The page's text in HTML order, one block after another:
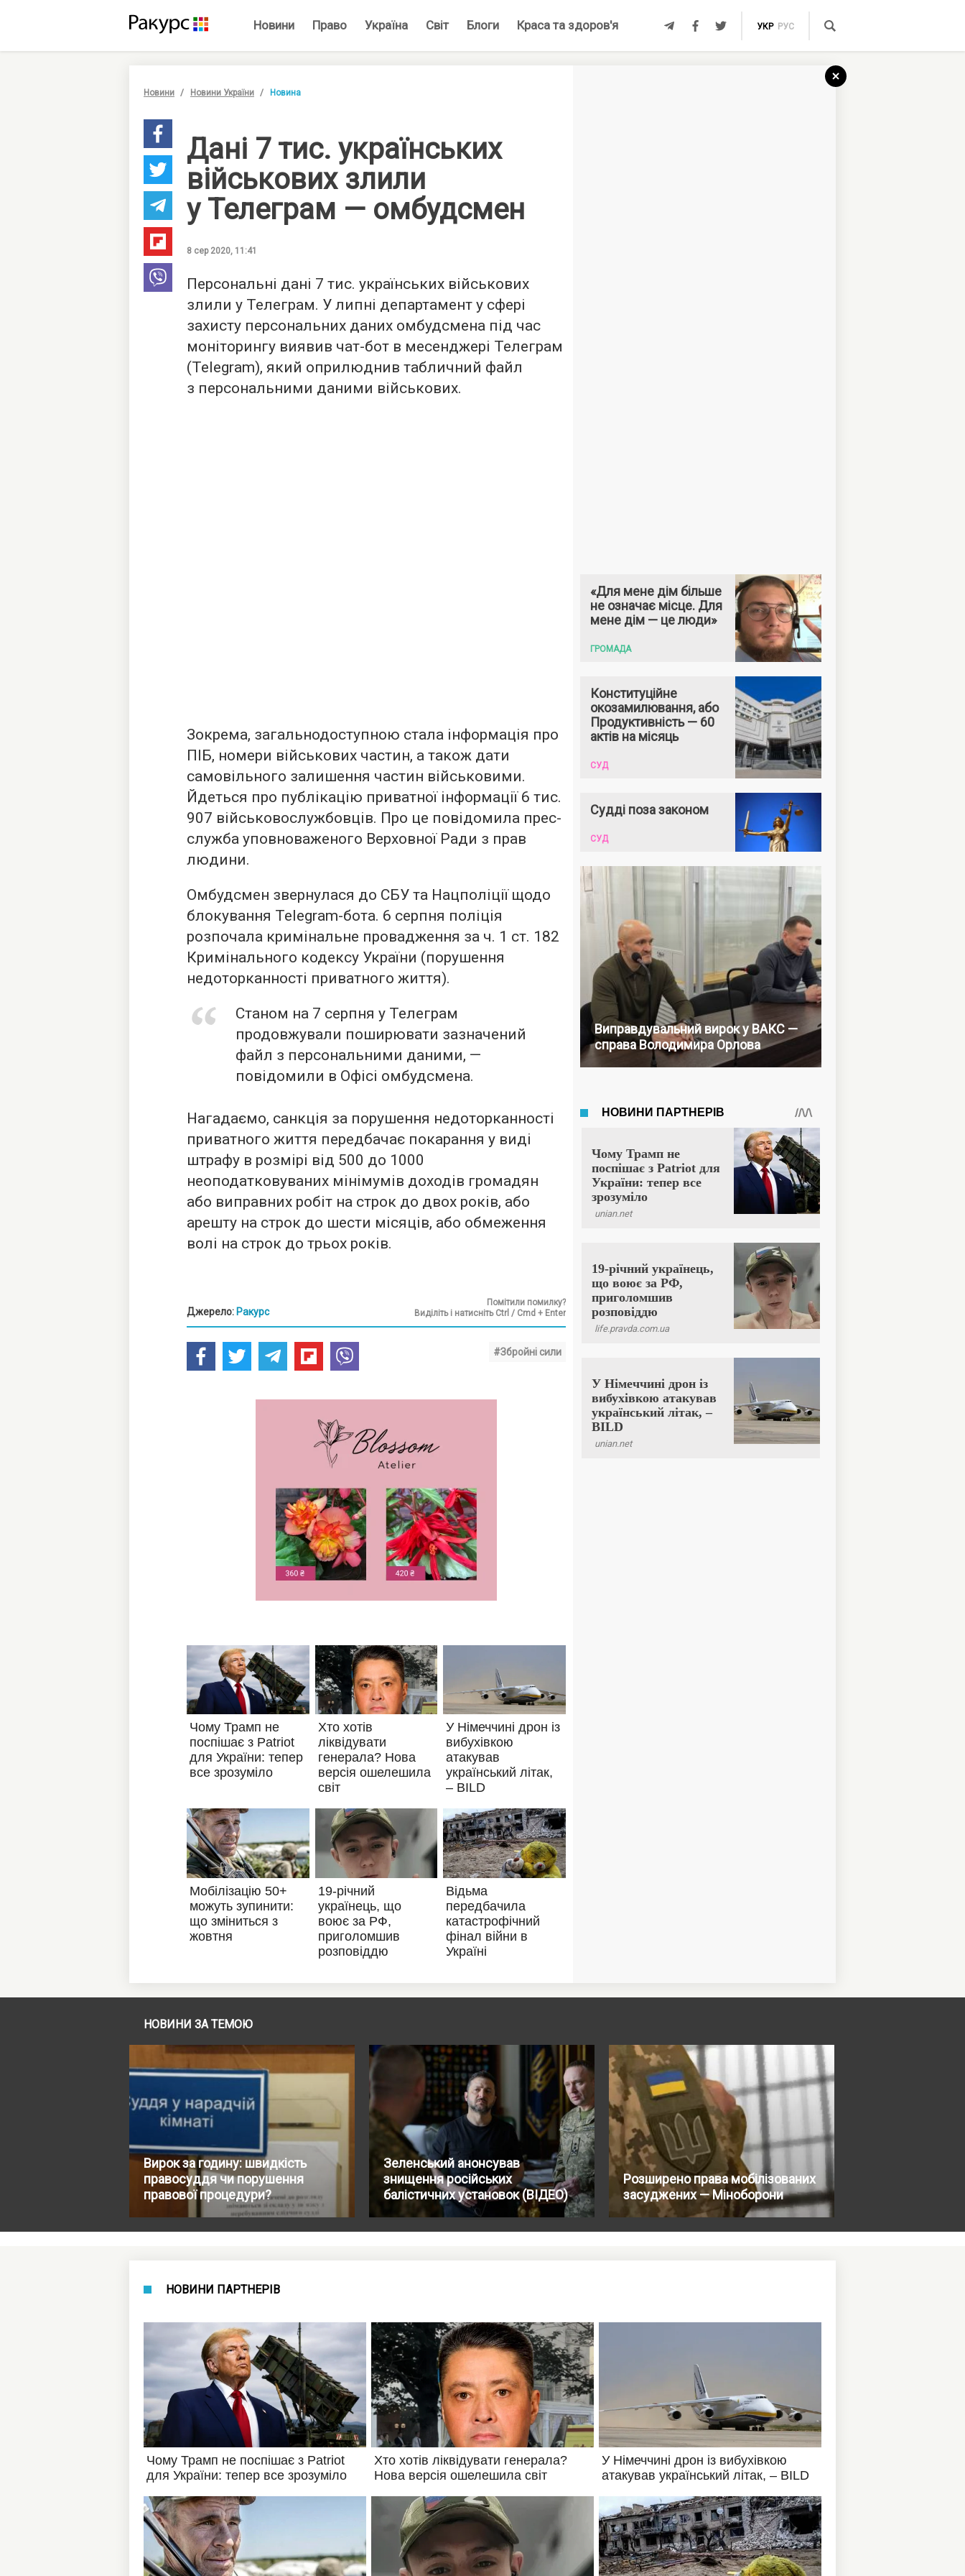
Новини Право Україна Світ Блоги Краса та здоров'я УКР РУС
Новини Новини України Новина
Дані 7 тис. українських
військових злили
у Телеграм — омбудсмен
8 сер 2020, 11:41
Персональні дані 7 тис. українських військових
злили у Телеграм. У липні департамент у сфері
захисту персональних даних омбудсмена під час
моніторингу виявив чат-бот в месенджері Телеграм
(Telegram), який оприлюднив табличний файл
з персональними даними військових.
Зокрема, загальнодоступною стала інформація про
ПІБ, номери військових частин, а також дати
самовільного залишення частин військовими.
Йдеться про публікацію приватної інформації 6 тис.
907 військовослужбовців. Про це повідомила прес-
служба уповноваженого Верховної Ради з прав
людини.
Омбудсмен звернулася до СБУ та Нацполіції щодо
блокування Telegram-бота. 6 серпня поліція
розпочала кримінальне провадження за ч. 1 ст. 182
Кримінального кодексу України (порушення
недоторканності приватного життя).
Станом на 7 серпня у Телеграм
продовжували поширювати зазначений
файл з персональними даними, —
повідомили в Офісі омбудсмена.
Нагадаємо, санкція за порушення недоторканності
приватного життя передбачає покарання у виді
штрафу в розмірі від 500 до 1000
неоподатковуваних мінімумів доходів громадян
або виправних робіт на строк до двох років, або
арешту на строк до шести місяців, або обмеження
волі на строк до трьох років.
Джерело: Ракурс
Помітили помилку?
Виділіть і натисніть Ctrl / Cmd + Enter
#Збройні сили
«Для мене дім більше
не означає місце. Для
мене дім — це люди»
ГРОМАДА
Конституційне
окозамилювання, або
Продуктивність — 60
актів на місяць
СУД
Судді поза законом
СУД
Виправдувальний вирок у ВАКС —
справа Володимира Орлова
НОВИНИ ЗА ТЕМОЮ
Вирок за годину: швидкість
правосуддя чи порушення
правової процедури?
Зеленський анонсував
знищення російських
балістичних установок (ВІДЕО)
Розширено права мобілізованих
засуджених — Міноборони
НОВИНИ ПАРТНЕРІВ